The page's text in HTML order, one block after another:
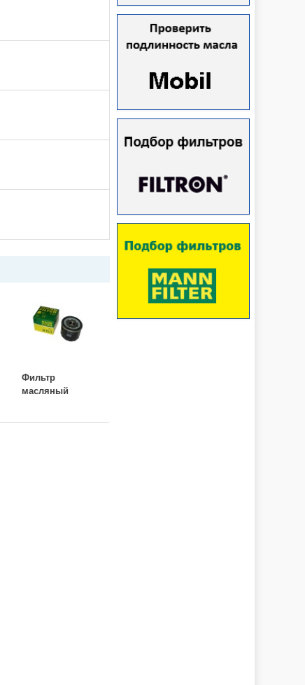
Фильтр
масляный